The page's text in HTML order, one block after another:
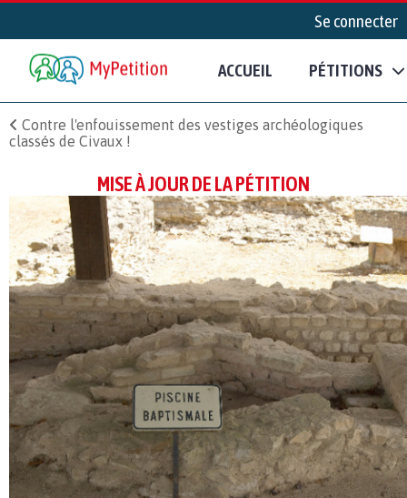
Se connecter
ACCUEIL PÉTITIONS
Contre l'enfouissement des vestiges archéologiques
classés de Civaux !
MISE À JOUR DE LA PÉTITION